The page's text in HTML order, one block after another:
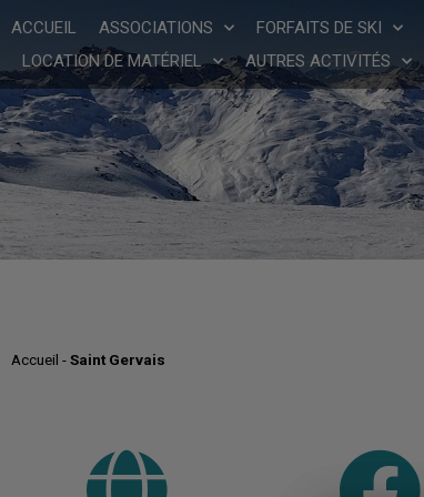
ACCUEIL ASSOCIATIONS FORFAITS DE SKI
LOCATION DE MATÉRIEL
AUTRES ACTIVITÉS
Accueil -Saint Gervais